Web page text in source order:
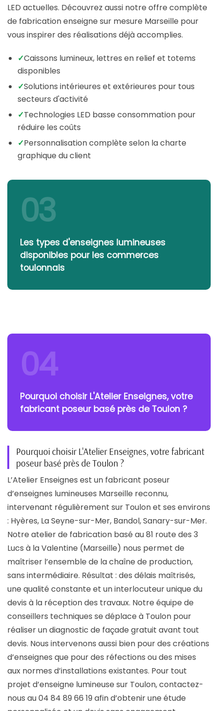
LED actuelles. Découvrez aussi notre offre complète
de fabrication enseigne sur mesure Marseille pour
vous inspirer des réalisations déjà accomplies.
✓Caissons lumineux, lettres en relief et totems
disponibles
✓Solutions intérieures et extérieures pour tous
secteurs d'activité
✓Technologies LED basse consommation pour
réduire les coûts
✓Personnalisation complète selon la charte
graphique du client
03
Les types d'enseignes lumineuses
disponibles pour les commerces
toulonnais
04
Pourquoi choisir L'Atelier Enseignes, votre
fabricant poseur basé près de Toulon ?
Pourquoi choisir L'Atelier Enseignes, votre fabricant
poseur basé près de Toulon ?
L’Atelier Enseignes est un fabricant poseur
d’enseignes lumineuses Marseille reconnu,
intervenant régulièrement sur Toulon et ses environs
: Hyères, La Seyne-sur-Mer, Bandol, Sanary-sur-Mer.
Notre atelier de fabrication basé au 81 route des 3
Lucs à la Valentine (Marseille) nous permet de
maîtriser l’ensemble de la chaîne de production,
sans intermédiaire. Résultat : des délais maîtrisés,
une qualité constante et un interlocuteur unique du
devis à la réception des travaux. Notre équipe de
conseillers techniques se déplace à Toulon pour
réaliser un diagnostic de façade gratuit avant tout
devis. Nous intervenons aussi bien pour des créations
d’enseignes que pour des réfections ou des mises
aux normes d’installations existantes. Pour tout
projet d’enseigne lumineuse sur Toulon, contactez-
nous au 04 84 89 66 19 afin d’obtenir une étude